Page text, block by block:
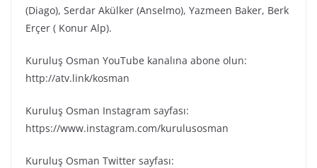
(Diago), Serdar Akülker (Anselmo), Yazmeen Baker, Berk
Erçer ( Konur Alp).
Kuruluş Osman YouTube kanalına abone olun:
http://atv.link/kosman
Kuruluş Osman Instagram sayfası:
https://www.instagram.com/kurulusosman
Kuruluş Osman Twitter sayfası: